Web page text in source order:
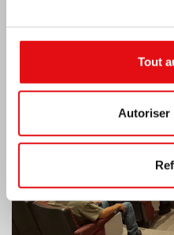
Tout
Autoriser
MEXIQUE: